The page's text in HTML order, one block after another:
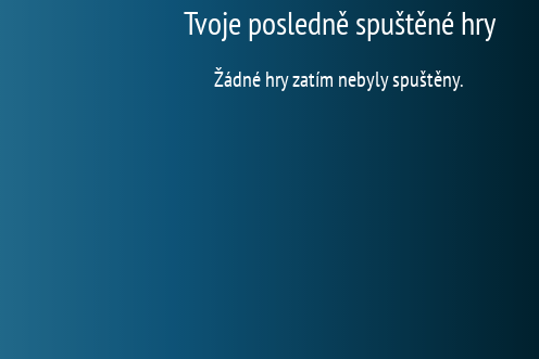
Tvoje posledně spuštěné hry
Žádné hry zatím nebyly spuštěny.